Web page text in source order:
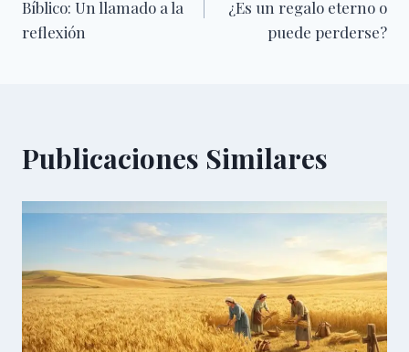
entradas
Bíblico: Un llamado a la
reflexión
¿Es un regalo eterno o
puede perderse?
Publicaciones Similares